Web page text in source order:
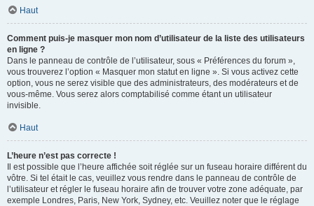
Haut
Comment puis-je masquer mon nom d’utilisateur de la liste des utilisateurs
en ligne ?
Dans le panneau de contrôle de l’utilisateur, sous « Préférences du forum »,
vous trouverez l’option « Masquer mon statut en ligne ». Si vous activez cette
option, vous ne serez visible que des administrateurs, des modérateurs et de
vous-même. Vous serez alors comptabilisé comme étant un utilisateur
invisible.
Haut
L’heure n’est pas correcte !
Il est possible que l’heure affichée soit réglée sur un fuseau horaire différent du
vôtre. Si tel était le cas, veuillez vous rendre dans le panneau de contrôle de
l’utilisateur et régler le fuseau horaire afin de trouver votre zone adéquate, par
exemple Londres, Paris, New York, Sydney, etc. Veuillez noter que le réglage